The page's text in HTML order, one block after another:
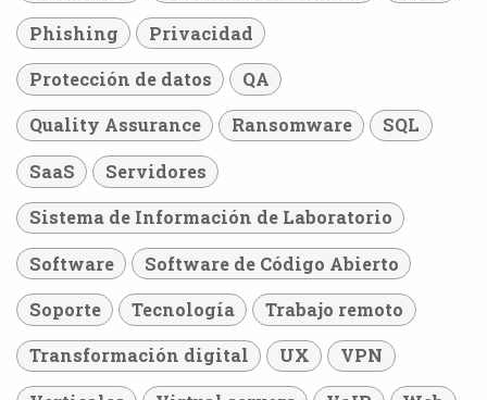
Phishing Privacidad
Protección de datos QA
Quality Assurance Ransomware SQL
SaaS Servidores
Sistema de Información de Laboratorio
Software Software de Código Abierto
Soporte Tecnología Trabajo remoto
Transformación digital UX VPN